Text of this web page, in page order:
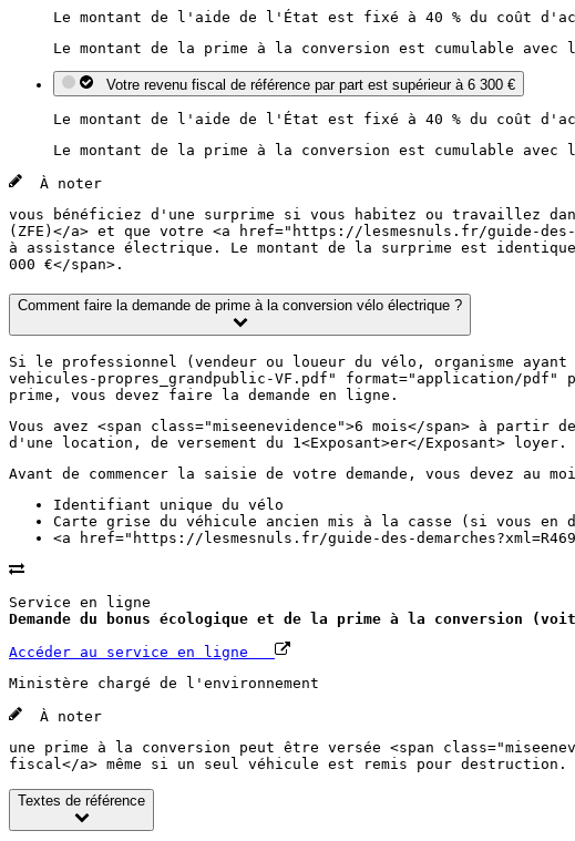
Le montant de l'aide de l'État est fixé à 40 % du coût
Le montant de la prime à la conversion est cumulable avec
Votre revenu fiscal de référence par part est supérieur à 6 300 €
Le montant de l'aide de l'État est fixé à 40 % du coût
Le montant de la prime à la conversion est cumulable avec
À noter
vous bénéficiez d'une surprime si vous habitez ou travaillez
(ZFE)</a> et que votre <a href="https://lesmesnuls.fr/guide-
à assistance électrique. Le montant de la surprime est
000 €</span>.
Comment faire la demande de prime à la conversion vélo électrique ?
Si le professionnel (vendeur ou loueur du vélo, organisme
vehicules-propres_grandpublic-VF.pdf" format="application/
prime, vous devez faire la demande en ligne.
Vous avez <span class="miseenevidence">6 mois</span> à
d'une location, de versement du 1<Exposant>er</Exposant> loyer.
Avant de commencer la saisie de votre demande, vous devez au
Identifiant unique du vélo
Carte grise du véhicule ancien mis à la casse (si vous en
<a href="https://lesmesnuls.fr/guide-des-
Service en ligne
Demande du bonus écologique et de la prime à la conversion
Accéder au service en ligne
Ministère chargé de l'environnement
À noter
une prime à la conversion peut être versée <span
fiscal</a> même si un seul véhicule est remis pour destruction.
Textes de référence